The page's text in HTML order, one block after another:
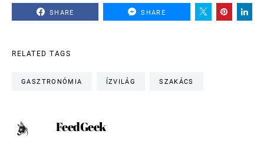
SHARE SHARE
RELATED TAGS
GASZTRONÓMIA ÍZVILÁG SZAKÁCS
FeedGeek